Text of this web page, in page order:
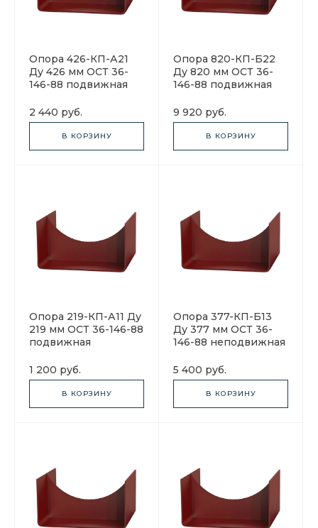
Опора 426-КП-А21
Ду 426 мм ОСТ 36-
146-88 подвижная
2 440 руб.
В КОРЗИНУ
Опора 820-КП-Б22
Ду 820 мм ОСТ 36-
146-88 подвижная
9 920 руб.
В КОРЗИНУ
Опора 219-КП-А11 Ду
219 мм ОСТ 36-146-88
подвижная
1 200 руб.
В КОРЗИНУ
Опора 377-КП-Б13
Ду 377 мм ОСТ 36-
146-88 неподвижная
5 400 руб.
В КОРЗИНУ